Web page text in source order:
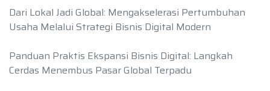
Dari Lokal Jadi Global: Mengakselerasi Pertumbuhan
Usaha Melalui Strategi Bisnis Digital Modern
Panduan Praktis Ekspansi Bisnis Digital: Langkah
Cerdas Menembus Pasar Global Terpadu